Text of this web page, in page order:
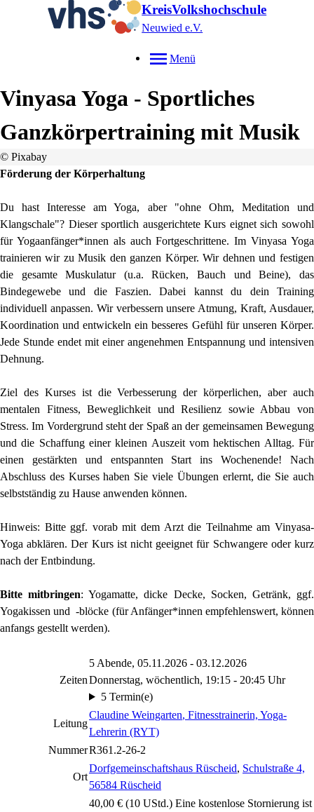
KreisVolkshochschule
Neuwied e.V.
Menü
Vinyasa Yoga - Sportliches
Ganzkörpertraining mit Musik
© Pixabay
Förderung der Körperhaltung
Du hast Interesse am Yoga, aber "ohne Ohm, Meditation und
Klangschale"? Dieser sportlich ausgerichtete Kurs eignet sich sowohl
für Yogaanfänger*innen als auch Fortgeschrittene. Im Vinyasa Yoga
trainieren wir zu Musik den ganzen Körper. Wir dehnen und festigen
die gesamte Muskulatur (u.a. Rücken, Bauch und Beine), das
Bindegewebe und die Faszien. Dabei kannst du dein Training
individuell anpassen. Wir verbessern unsere Atmung, Kraft, Ausdauer,
Koordination und entwickeln ein besseres Gefühl für unseren Körper.
Jede Stunde endet mit einer angenehmen Entspannung und intensiven
Dehnung.
Ziel des Kurses ist die Verbesserung der körperlichen, aber auch
mentalen Fitness, Beweglichkeit und Resilienz sowie Abbau von
Stress. Im Vordergrund steht der Spaß an der gemeinsamen Bewegung
und die Schaffung einer kleinen Auszeit vom hektischen Alltag. Für
einen gestärkten und entspannten Start ins Wochenende! Nach
Abschluss des Kurses haben Sie viele Übungen erlernt, die Sie auch
selbstständig zu Hause anwenden können.
Hinweis: Bitte ggf. vorab mit dem Arzt die Teilnahme am Vinyasa-
Yoga abklären. Der Kurs ist nicht geeignet für Schwangere oder kurz
nach der Entbindung.
Bitte mitbringen: Yogamatte, dicke Decke, Socken, Getränk, ggf.
Yogakissen und -blöcke (für Anfänger*innen empfehlenswert, können
anfangs gestellt werden).
Zeiten
5 Abende, 05.11.2026 - 03.12.2026
Donnerstag, wöchentlich, 19:15 - 20:45 Uhr
5 Termin(e)
Leitung
Claudine Weingarten, Fitnesstrainerin, Yoga-
Lehrerin (RYT)
NummerR361.2-26-2
Ort
Dorfgemeinschaftshaus Rüscheid, Schulstraße 4,
56584 Rüscheid
40,00 € (10 UStd.) Eine kostenlose Stornierung ist